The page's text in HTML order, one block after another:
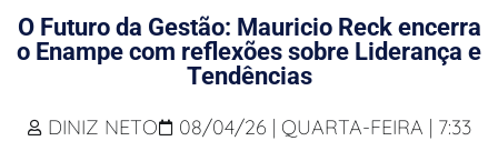
O Futuro da Gestão: Mauricio Reck encerra
o Enampe com reflexões sobre Liderança e
Tendências
DINIZ NETO 08/04/26 | QUARTA-FEIRA | 7:33